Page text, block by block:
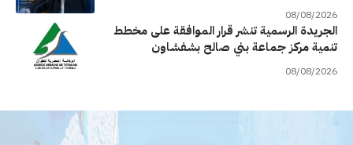
08/08/2026
الجريدة الرسمية تنشر قرار الموافقة على مخطط
تنمية مركز جماعة بني صالح بشفشاون
08/08/2026